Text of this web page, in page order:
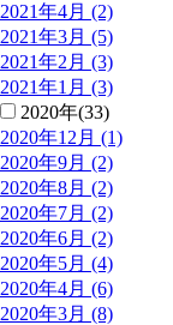
2021年4月 (2)
2021年3月 (5)
2021年2月 (3)
2021年1月 (3)
2020年(33)
2020年12月 (1)
2020年9月 (2)
2020年8月 (2)
2020年7月 (2)
2020年6月 (2)
2020年5月 (4)
2020年4月 (6)
2020年3月 (8)